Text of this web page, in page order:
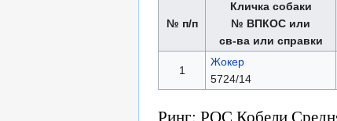
№ п/п
Кличка собаки
№ ВПКОС или
св-ва или справки
1
Жокер
5724/14
Ринг: РОС Кобели